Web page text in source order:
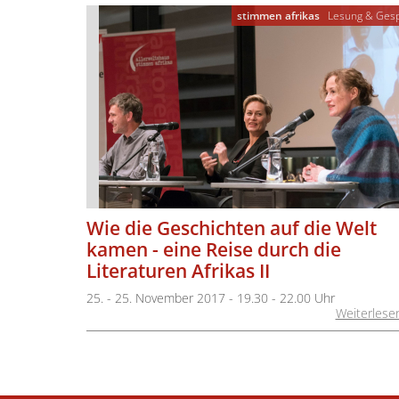
stimmen afrikas Lesung &
Wie die Geschichten auf die Welt
kamen - eine Reise durch die
Literaturen Afrikas II
25. - 25. November 2017 - 19.30 - 22.00 Uhr